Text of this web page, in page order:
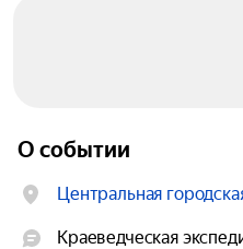
О событии
Центральная
Краеведческая